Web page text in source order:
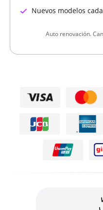
Nuevos modelos
Auto renovación.